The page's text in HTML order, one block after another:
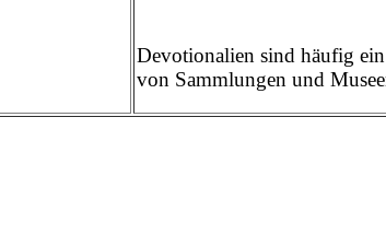
Devotionalien sind häufig
von Sammlungen und